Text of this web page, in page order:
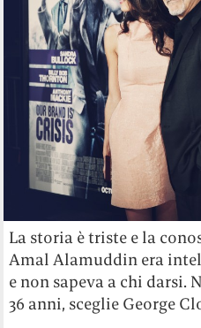
La storia è triste e la
Amal Alamuddin era
e non sapeva a chi darsi.
36 anni, sceglie George